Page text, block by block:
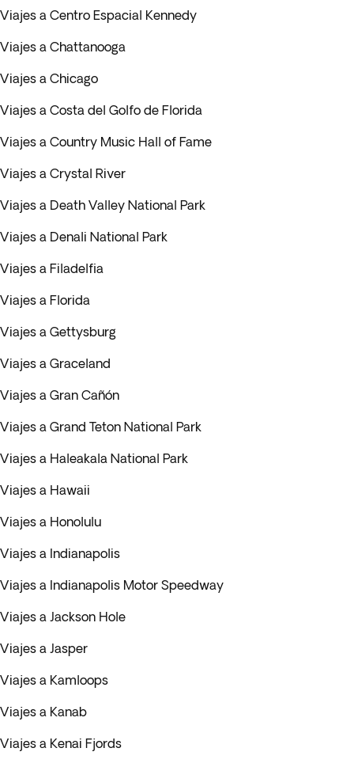
Viajes a Centro Espacial Kennedy
Viajes a Chattanooga
Viajes a Chicago
Viajes a Costa del Golfo de Florida
Viajes a Country Music Hall of Fame
Viajes a Crystal River
Viajes a Death Valley National Park
Viajes a Denali National Park
Viajes a Filadelfia
Viajes a Florida
Viajes a Gettysburg
Viajes a Graceland
Viajes a Gran Cañón
Viajes a Grand Teton National Park
Viajes a Haleakala National Park
Viajes a Hawaii
Viajes a Honolulu
Viajes a Indianapolis
Viajes a Indianapolis Motor Speedway
Viajes a Jackson Hole
Viajes a Jasper
Viajes a Kamloops
Viajes a Kanab
Viajes a Kenai Fjords